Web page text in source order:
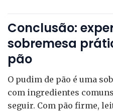
Conclusão:
sobremesa
pão
O pudim de pão é uma
com ingredientes
seguir. Com pão firme,